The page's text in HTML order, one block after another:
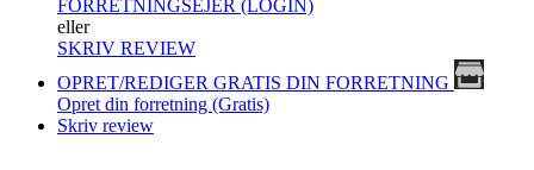
FORRETNINGSEJER (LOGIN)
eller
SKRIV REVIEW
OPRET/REDIGER GRATIS DIN FORRETNING
Opret din forretning (Gratis)
Skriv review